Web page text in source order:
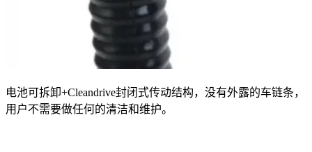
电池可拆卸+Cleandrive封闭式传动结构，没有外露的车链条，
用户不需要做任何的清洁和维护。